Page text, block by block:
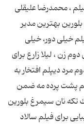
، محمدرضا علیقلی
بهترین مدیر
خیلی دور، خیلی
زن ، لیلا زارع برای
مرد دیپلم افتخار به
پشت پرده مه ضمن
تكه نان سیمرغ بلورین
برای فیلم سالاد